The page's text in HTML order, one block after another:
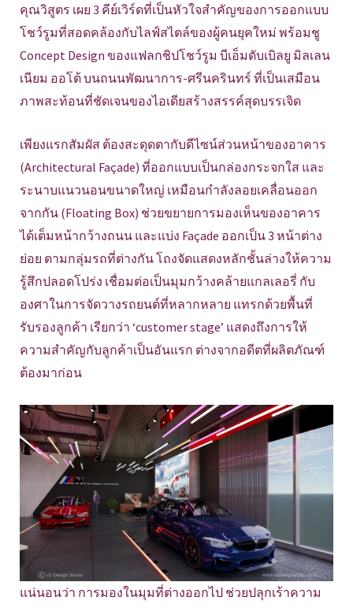
คุณวิสูตร เผย 3 คีย์เวิร์ดที่เป็นหัวใจสำคัญของการออกแบบ
โชว์รูมที่สอดคล้องกับไลฟ์สไตล์ของผู้คนยุคใหม่ พร้อมชู
Concept Design ของแฟลกชิปโชว์รูม บีเอ็มดับเบิลยู มิลเลน
เนียม ออโต้ บนถนนพัฒนาการ-ศรีนครินทร์ ที่เป็นเสมือน
ภาพสะท้อนที่ชัดเจนของไอเดียสร้างสรรค์สุดบรรเจิด
เพียงแรกสัมผัส ต้องสะดุดตากับดีไซน์ส่วนหน้าของอาคาร
(Architectural Façade) ที่ออกแบบเป็นกล่องกระจกใส และ
ระนาบแนวนอนขนาดใหญ่ เหมือนกำลังลอยเคลื่อนออก
จากกัน (Floating Box) ช่วยขยายการมองเห็นของอาคาร
ได้เต็มหน้ากว้างถนน และแบ่ง Façade ออกเป็น 3 หน้าต่าง
ย่อย ตามกลุ่มรถที่ต่างกัน โถงจัดแสดงหลักชั้นล่างให้ความ
รู้สึกปลอดโปร่ง เชื่อมต่อเป็นมุมกว้างคล้ายแกลเลอรี่ กับ
องศาในการจัดวางรถยนต์ที่หลากหลาย แทรกด้วยพื้นที่
รับรองลูกค้า เรียกว่า ‘customer stage’ แสดงถึงการให้
ความสำคัญกับลูกค้าเป็นอันแรก ต่างจากอดีตที่ผลิตภัณฑ์
ต้องมาก่อน
แน่นอนว่า การมองในมุมที่ต่างออกไป ช่วยปลุกเร้าความ